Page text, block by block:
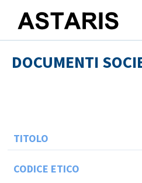
DOCUMENTI
TITOLO
CODICE ETICO